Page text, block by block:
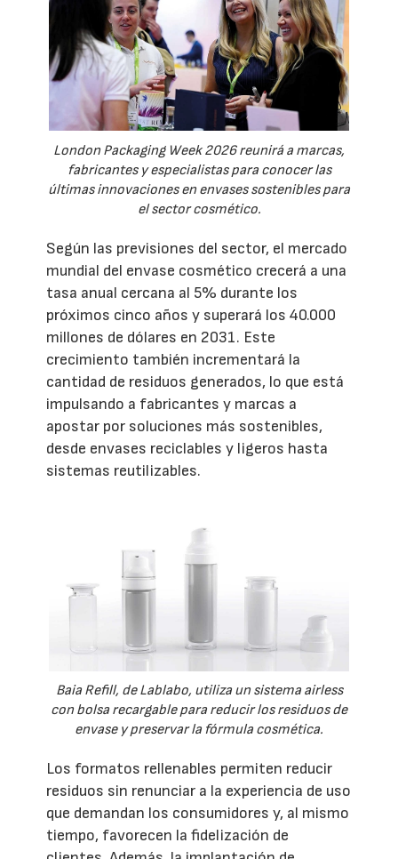
London Packaging Week 2026 reunirá a marcas,
fabricantes y especialistas para conocer las
últimas innovaciones en envases sostenibles para
el sector cosmético.
Según las previsiones del sector, el mercado
mundial del envase cosmético crecerá a una
tasa anual cercana al 5% durante los
próximos cinco años y superará los 40.000
millones de dólares en 2031. Este
crecimiento también incrementará la
cantidad de residuos generados, lo que está
impulsando a fabricantes y marcas a
apostar por soluciones más sostenibles,
desde envases reciclables y ligeros hasta
sistemas reutilizables.
Baia Refill, de Lablabo, utiliza un sistema airless
con bolsa recargable para reducir los residuos de
envase y preservar la fórmula cosmética.
Los formatos rellenables permiten reducir
residuos sin renunciar a la experiencia de uso
que demandan los consumidores y, al mismo
tiempo, favorecen la fidelización de